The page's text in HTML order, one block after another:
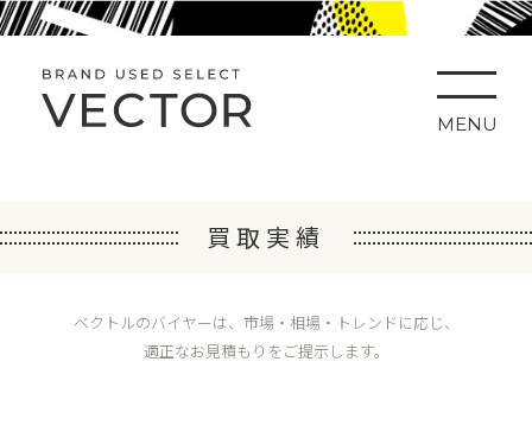
MENU
買取実績
ベクトルのバイヤーは、市場・相場・トレンドに応じ、
適正なお見積もりをご提示します。